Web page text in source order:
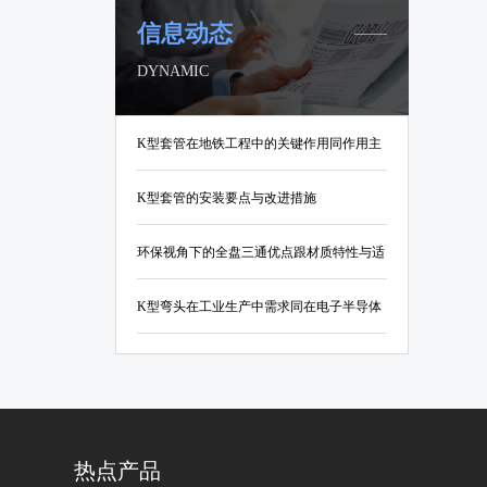
信息动态
DYNAMIC
K型套管在地铁工程中的关键作用同作用主
K型套管的安装要点与改进措施
环保视角下的全盘三通优点跟材质特性与适
K型弯头在工业生产中需求同在电子半导体
热点产品